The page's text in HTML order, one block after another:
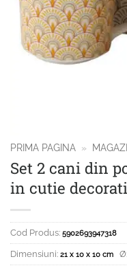
PRIMA PAGINA »
Set 2 cani din
in cutie
Cod Produs: 5902693947318
Dimensiuni: 21 x 10 x 10 cm Ø: